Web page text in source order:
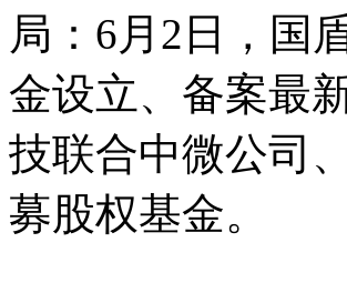
局：6月2日，国
金设立、备案最
技联合中微公司
募股权基金。